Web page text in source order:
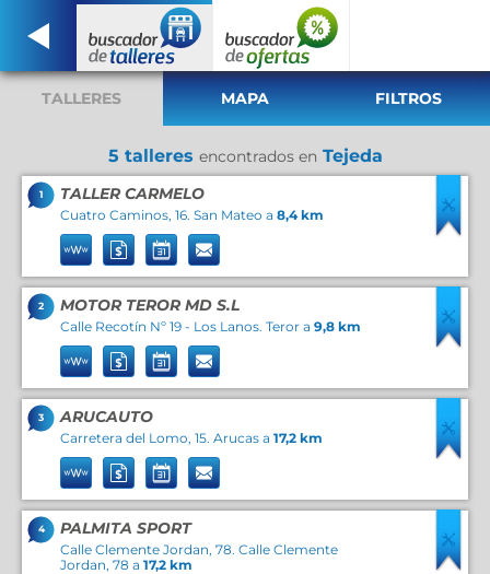
TALLERES MAPA FILTROS
5 talleres encontrados en Tejeda
1 TALLER CARMELO
Cuatro Caminos, 16. San Mateo a 8,4 km
2 MOTOR TEROR MD S.L
Calle Recotín Nº 19 - Los Lanos. Teror a 9,8 km
3 ARUCAUTO
Carretera del Lomo, 15. Arucas a 17,2 km
4 PALMITA SPORT
Calle Clemente Jordan, 78. Calle Clemente
Jordan, 78 a 17,2 km